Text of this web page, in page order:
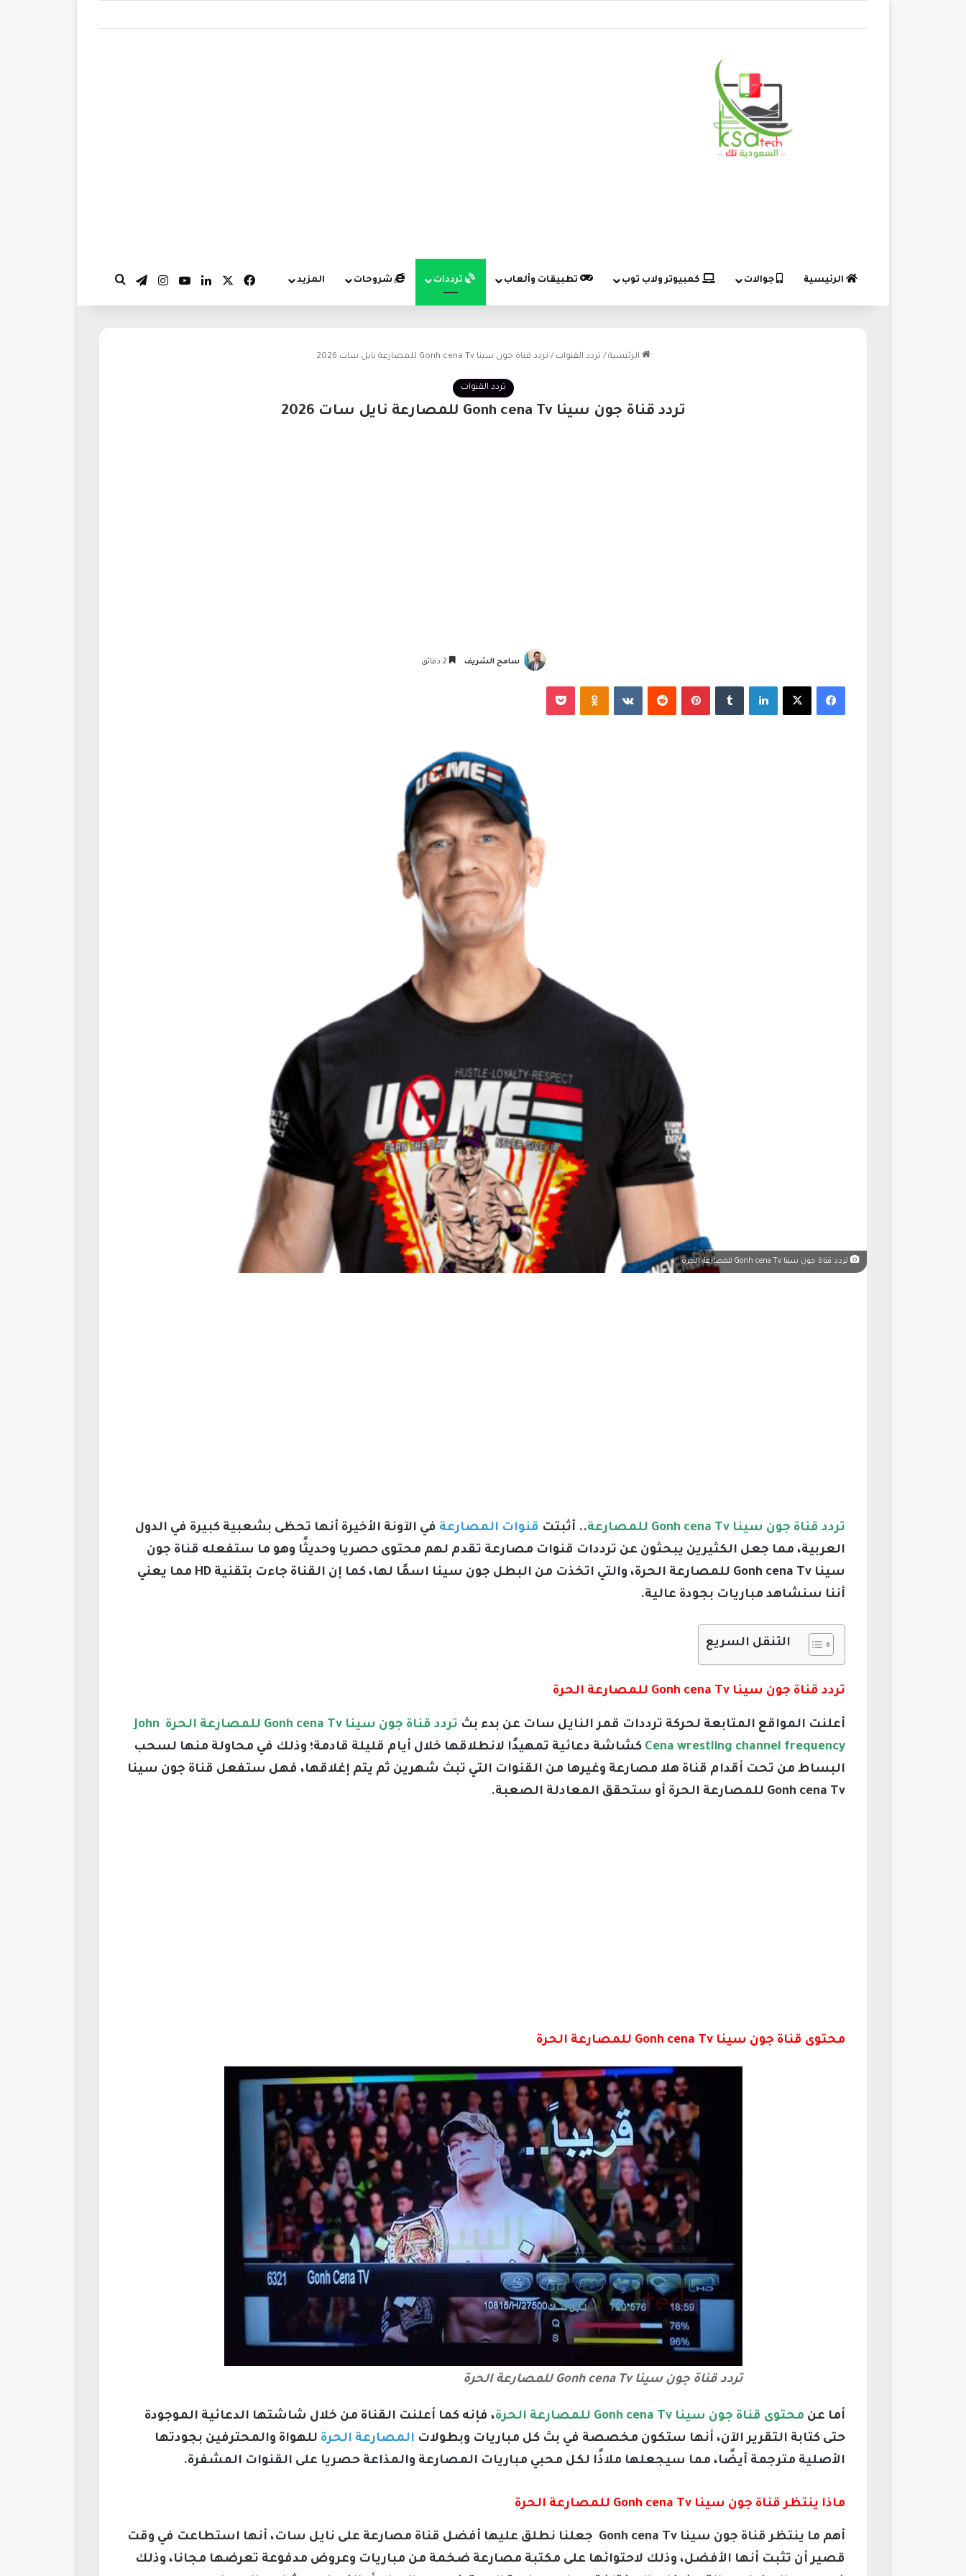
الرئيسية جوالات كمبيوتر ولاب توب تطبيقات وألعاب ترددات شروحات المزيد فيسبوك لينكدإن‫YouTubeانستقرام
تيلقرام
الرئيسية / تردد القنوات / تردد قناة جون سينا Gonh cena Tv للمصارعة نايل سات 2026
تردد القنوات
تردد قناة جون سينا Gonh cena Tv للمصارعة نايل سات 2026
سامح الشريف
فيسبوك لينكدإن بينتيريست
تردد قناة جون سينا Gonh cena Tv للمصارعة الحرة
تردد قناة جون سينا Gonh cena Tv للمصارعة .. أثبتت قنوات المصارعة في الآونة الأخيرة أنها تحظى بشعبية كبيرة في الدول
العربية، مما جعل الكثيرين يبحثون عن ترددات قنوات مصارعة تقدم لهم محتوى حصريا وحديثًا وهو ما ستفعله قناة جون
سينا Gonh cena Tv للمصارعة الحرة، والتي اتخذت من البطل جون سينا اسمًا لها، كما إن القناة جاءت بتقنية HD مما يعني
أننا سنشاهد مباريات بجودة عالية.
التنقل السريع
تردد قناة جون سينا Gonh cena Tv للمصارعة الحرة
أعلنت المواقع المتابعة لحركة ترددات قمر النايل سات عن بدء بث تردد قناة جون سينا Gonh cena Tv للمصارعة الحرة
John
Cena wrestling channel frequency كشاشة دعائية تمهيدًا لانطلاقها خلال أيام قليلة قادمة؛ وذلك في محاولة منها لسحب
البساط من تحت أقدام قناة هلا مصارعة وغيرها من القنوات التي تبث شهرين ثم يتم إغلاقها، فهل ستفعل قناة جون سينا
Gonh cena Tv للمصارعة الحرة أو ستحقق المعادلة الصعبة.
محتوى قناة جون سينا Gonh cena Tv للمصارعة الحرة
تردد قناة جون سينا Gonh cena Tv للمصارعة الحرة
أما عن محتوى قناة جون سينا Gonh cena Tv للمصارعة الحرة
، فإنه كما أعلنت القناة من خلال شاشتها الدعائية الموجودة
حتى كتابة التقرير الآن، أنها ستكون مخصصة في بث كل مباريات وبطولات المصارعة الحرة للهواة والمحترفين بجودتها
الأصلية مترجمة أيضًا، مما سيجعلها ملاذًا لكل محبي مباريات المصارعة والمذاعة حصريا على القنوات المشفرة.
ماذا ينتظر قناة جون سينا Gonh cena Tv للمصارعة الحرة
أهم ما ينتظر قناة جون سينا Gonh cena Tv جعلنا نطلق عليها أفضل قناة مصارعة على نايل سات، أنها استطاعت في وقت
قصير أن تثبت أنها الأفضل، وذلك لاحتوائها على مكتبة مصارعة ضخمة من مباريات وعروض مدفوعة تعرضها مجانا، وذلك